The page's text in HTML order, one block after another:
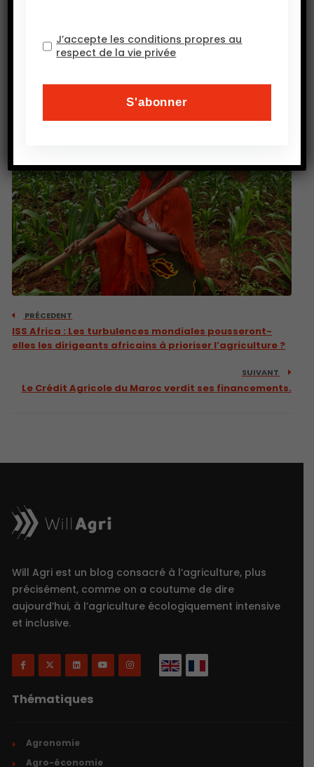
PRÉCEDENT
ISS Africa : Les turbulences mondiales pousseront-
elles les dirigeants africains à prioriser l’agriculture ?
SUIVANT
Le Crédit Agricole du Maroc verdit ses financements.
Will Agri est un blog consacré à l’agriculture, plus
précisément, comme on a coutume de dire
aujourd’hui, à l’agriculture écologiquement intensive
et inclusive.
Thématiques
Agronomie
Agro-économie
J’accepte les conditions propres au
respect de la vie privée